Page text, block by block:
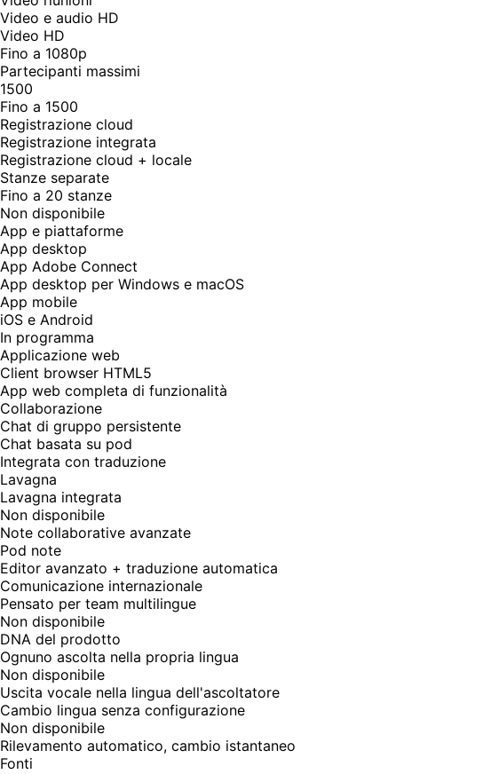
Video e audio HD
Video HD
Fino a 1080p
Partecipanti massimi
1500
Fino a 1500
Registrazione cloud
Registrazione integrata
Registrazione cloud + locale
Stanze separate
Fino a 20 stanze
Non disponibile
App e piattaforme
App desktop
App Adobe Connect
App desktop per Windows e macOS
App mobile
iOS e Android
In programma
Applicazione web
Client browser HTML5
App web completa di funzionalità
Collaborazione
Chat di gruppo persistente
Chat basata su pod
Integrata con traduzione
Lavagna
Lavagna integrata
Non disponibile
Note collaborative avanzate
Pod note
Editor avanzato + traduzione automatica
Comunicazione internazionale
Pensato per team multilingue
Non disponibile
DNA del prodotto
Ognuno ascolta nella propria lingua
Non disponibile
Uscita vocale nella lingua dell'ascoltatore
Cambio lingua senza configurazione
Non disponibile
Rilevamento automatico, cambio istantaneo
Fonti